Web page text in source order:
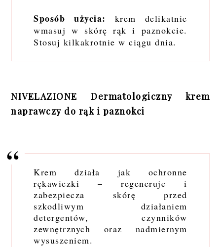
Sposób użycia:
krem delikatnie
wmasuj w skórę rąk i paznokcie.
Stosuj kilkakrotnie w ciągu dnia.
NIVELAZIONE Dermatologiczny krem
naprawczy do rąk i paznokci
Krem działa jak ochronne
rękawiczki – regeneruje i
zabezpiecza skórę przed
szkodliwym działaniem
detergentów, czynników
zewnętrznych oraz nadmiernym
wysuszeniem.